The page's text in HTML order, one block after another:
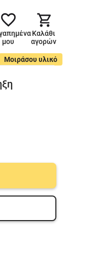
μου
Καλάθι
αγορών
Μοιράσου υλικό